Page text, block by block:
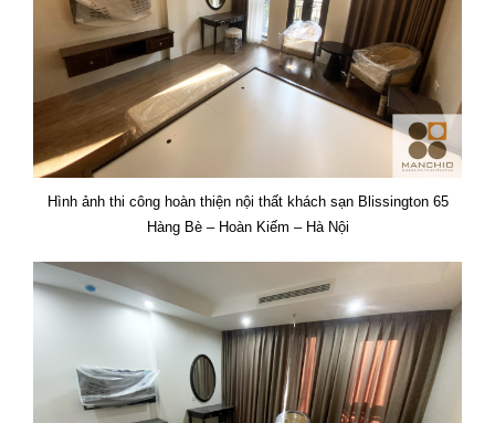
Hình ảnh thi công hoàn thiện nội thất khách sạn Blissington 65
Hàng Bè – Hoàn Kiếm – Hà Nội